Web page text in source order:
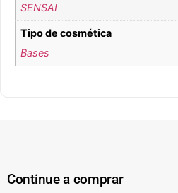
SENSAI
Tipo de cosmética
Bases
Continue a comprar